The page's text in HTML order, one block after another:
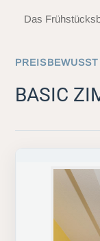
Das
BASIC